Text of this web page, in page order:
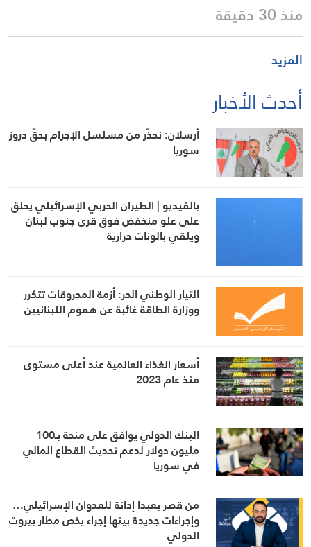
منذ 30 دقيقة
المزيد
أحدث الأخبار
أرسلان: نحذّر من مسلسل الإجرام بحقّ دروز
سوريا
بالفيديو | الطيران الحربي الإسرائيلي يحلق
على علو منخفض فوق قرى جنوب لبنان
ويلقي بالونات حرارية
التيار الوطني الحر: أزمة المحروقات تتكرر
ووزارة الطاقة غائبة عن هموم اللبنانيين
أسعار الغذاء العالمية عند أعلى مستوى
منذ عام 2023
البنك الدولي يوافق على منحة بـ100
مليون دولار لدعم تحديث القطاع المالي
في سوريا
من قصر بعبدا إدانة للعدوان الإسرائيلي…
وإجراءات جديدة بينها إجراء يخص مطار بيروت
الدولي